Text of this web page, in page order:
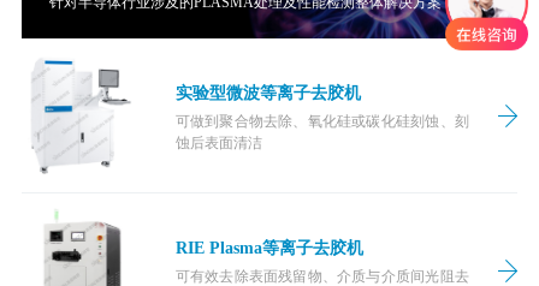
实验型微波等离子去胶机
可做到聚合物去除、氧化硅或碳化硅刻蚀、刻
蚀后表面清洁
RIE Plasma等离子去胶机
可有效去除表面残留物、介质与介质间光阻去